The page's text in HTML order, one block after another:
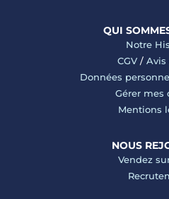
QUI
Notre
CGV/ Avis
Données
Gérer mes
Mentions
NOUS
Vendez